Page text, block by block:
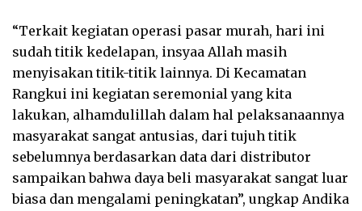
“Terkait kegiatan operasi pasar murah, hari ini
sudah titik kedelapan, insyaa Allah masih
menyisakan titik-titik lainnya. Di Kecamatan
Rangkui ini kegiatan seremonial yang kita
lakukan, alhamdulillah dalam hal pelaksanaannya
masyarakat sangat antusias, dari tujuh titik
sebelumnya berdasarkan data dari distributor
sampaikan bahwa daya beli masyarakat sangat luar
biasa dan mengalami peningkatan”, ungkap Andika